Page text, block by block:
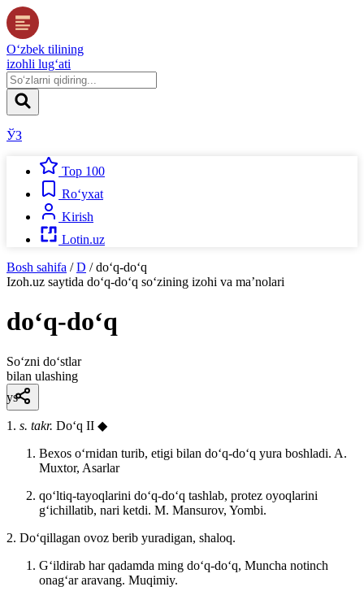
O‘zbek tilining
izohli lug‘ati
ЎЗ
Top 100
Ro‘yxat
Kirish
Lotin.uz
Bosh sahifa / D / do‘q-do‘q
Izoh.uz saytida do‘q-do‘q so‘zining izohi va ma’nolari
do‘q-do‘q
So‘zni do‘stlar
bilan ulashing
ys
1. s. takr. Doʻq II ◆
Bexos oʻrnidan turib, etigi bilan doʻq-doʻq yura boshladi. A.
Muxtor, Asarlar
qoʻltiq-tayoqlarini doʻq-doʻq tashlab, protez oyoqlarini
gʻichillatib, nari ketdi. M. Mansurov, Yombi.
2. Doʻqillagan ovoz berib yuradigan, shaloq.
Gʻildirab har qadamda ming doʻq-doʻq, Muncha notinch
onagʻar aravang. Muqimiy.